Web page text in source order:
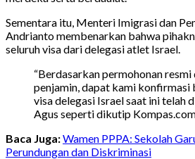
Sementara itu, Menteri Imigrasi dan
Andrianto membenarkan bahwa
seluruh visa dari delegasi atlet Israel.
“Berdasarkan permohonan
penjamin, dapat kami konfirmasi
visa delegasi Israel saat ini telah
Agus seperti dikutip
Baca Juga:Wamen PPPA: Sekolah
Perundungan dan Diskriminasi